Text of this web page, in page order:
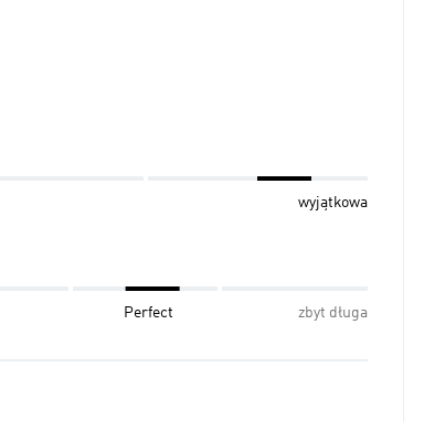
wyjątkowa
Perfect zbyt długa